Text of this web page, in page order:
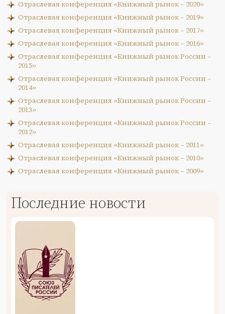
Отраслевая конференция «Книжный рынок – 2020»
Отраслевая конференция «Книжный рынок – 2019»
Отраслевая конференция «Книжный рынок – 2017»
Отраслевая конференция «Книжный рынок – 2016»
Отраслевая конференция «Книжный рынок России –
2015»
Отраслевая конференция «Книжный рынок России –
2014»
Отраслевая конференция «Книжный рынок России –
2013»
Отраслевая конференция «Книжный рынок России –
2012»
Отраслевая конференция «Книжный рынок – 2011»
Отраслевая конференция «Книжный рынок – 2010»
Отраслевая конференция «Книжный рынок – 2009»
Последние новости